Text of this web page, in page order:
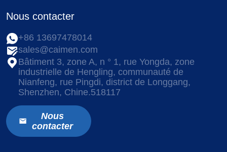
Nous contacter
+86 13697478014
sales@caimen.com
Bâtiment 3, zone A, n ° 1, rue Yongda, zone
industrielle de Hengling, communauté de
Nianfeng, rue Pingdi, district de Longgang,
Shenzhen, Chine.518117
Nous
contacter